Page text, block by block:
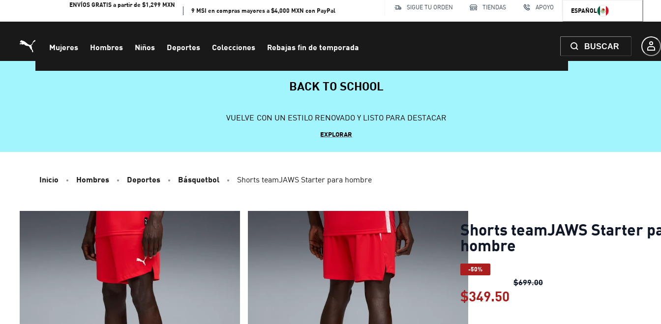
ENVÍOS GRATIS a partir de $1,299 MXN
9 MSI en compras mayores a $4,000 MXN con PayPal
SIGUE TU ORDEN TIENDAS APOYO ESPAÑOL
Mujeres Hombres Niños Deportes Colecciones Rebajas fin de temporada BUSCAR
BACK TO SCHOOL
VUELVE CON UN ESTILO RENOVADO Y LISTO PARA DESTACAR
EXPLORAR
Inicio Hombres Deportes Básquetbol Shorts teamJAWS Starter para hombre
Shorts teamJAWS Starter
hombre
-50%
$699.00Shorts teamJAWS Starter para
$349.50